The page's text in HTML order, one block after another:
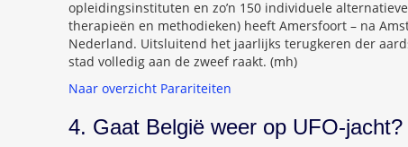
opleidingsinstituten en zo’n 150 individuele
therapieën en methodieken) heeft Amersfoort – na
Nederland. Uitsluitend het jaarlijks terugkeren der
stad volledig aan de zweef raakt. (mh)
Naar overzicht Parariteiten
4. Gaat België weer op UFO-jacht?